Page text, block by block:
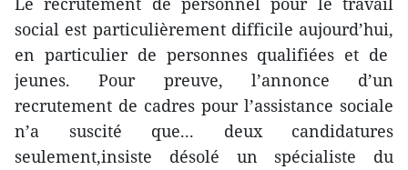
social est particulièrement difficile aujourd’hui,
en particulier de personnes qualifiées et de
jeunes. Pour preuve, l’annonce d’un
recrutement de cadres pour l’assistance sociale
n’a suscité que... deux candidatures
seulement,insiste désolé un spécialiste du